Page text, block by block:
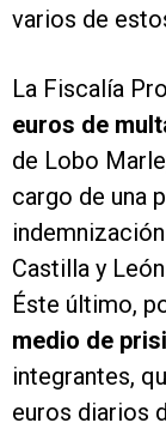
varios de
La Fiscalía
euros de
de Lobo
cargo de una
Castilla y
Éste último,
medio de
integrantes,
euros diarios